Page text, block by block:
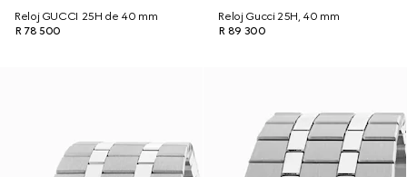
Reloj GUCCI 25H de 40 mm
R 78 500
Reloj Gucci 25H, 40 mm
R 89 300